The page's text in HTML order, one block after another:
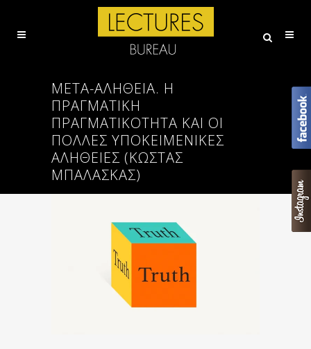
ΜΕΤΑ-ΑΛΉΘΕΙΑ. Η
ΠΡΑΓΜΑΤΙΚΉ
ΠΡΑΓΜΑΤΙΚΌΤΗΤΑ ΚΑΙ ΟΙ
ΠΟΛΛΈΣ ΥΠΟΚΕΙΜΕΝΙΚΈΣ
ΑΛΉΘΕΙΕΣ (ΚΩΣΤΑΣ
ΜΠΑΛΑΣΚΑΣ)